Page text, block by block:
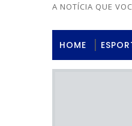
A NOTÍCIA QUE
HOME